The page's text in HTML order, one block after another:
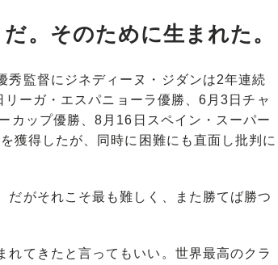
。そのために生まれた。
秀監督にジネディーヌ・ジダンは2年連続
ーガ・エスパニョーラ優勝、6月3日チャ
カップ優勝、8月16日スペイン・スーパー
獲得したが、同時に困難にも直面し批判に
だがそれこそ最も難しく、また勝てば勝つ
てきたと言ってもいい。世界最高のクラ